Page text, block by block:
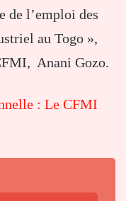
de l’emploi des
au Togo »,
Anani Gozo.
: Le CFMI